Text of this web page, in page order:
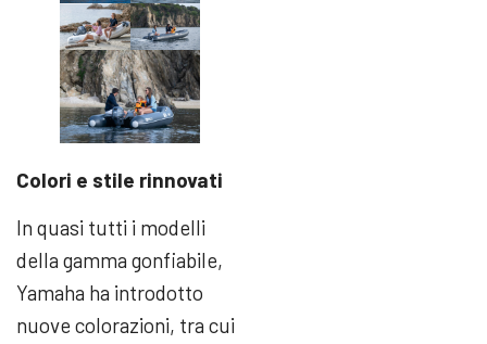
Colori e stile rinnovati
In quasi tutti i modelli
della gamma gonfiabile,
Yamaha ha introdotto
nuove colorazioni, tra cui